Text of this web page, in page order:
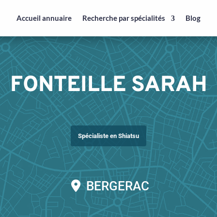
Accueil annuaire Recherche par spécialités Blog
FONTEILLE SARAH
Spécialiste en Shiatsu
BERGERAC